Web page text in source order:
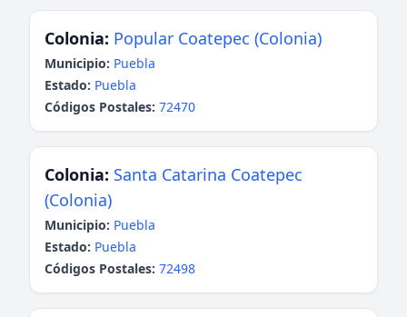
Colonia: Popular Coatepec (Colonia)
Municipio: Puebla
Estado: Puebla
Códigos Postales: 72470
Colonia: Santa Catarina Coatepec
(Colonia)
Municipio: Puebla
Estado: Puebla
Códigos Postales: 72498